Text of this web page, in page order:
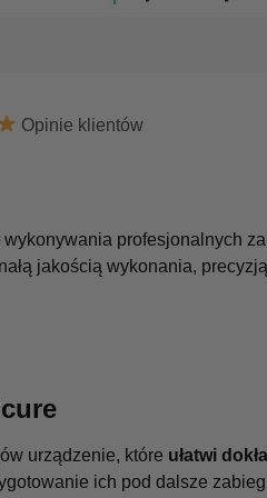
Opinie klientów
profesjonalnych
jakością wykonania,
urządzenie, które ułatwi
ich pod dalsze